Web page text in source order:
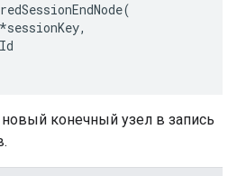
*sessionKey,
конечный узел в запись